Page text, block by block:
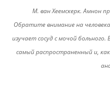
М. ван Хеемскерк. Амнон
Обратите внимание на
изучает сосуд с мочой больного.
самый распространенный и,